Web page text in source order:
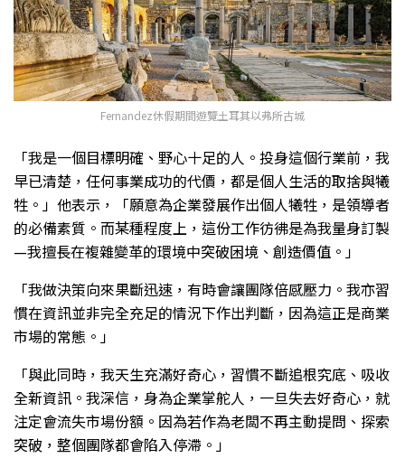
Fernandez休假期間遊覽土耳其以弗所古城
「我是一個目標明確、野心十足的人。投身這個行業前，我
早已清楚，任何事業成功的代價，都是個人生活的取捨與犧
牲。」他表示，「願意為企業發展作出個人犧牲，是領導者
的必備素質。而某種程度上，這份工作彷彿是為我量身訂製
—我擅長在複雜變革的環境中突破困境、創造價值。」
「我做決策向來果斷迅速，有時會讓團隊倍感壓力。我亦習
慣在資訊並非完全充足的情況下作出判斷，因為這正是商業
市場的常態。」
「與此同時，我天生充滿好奇心，習慣不斷追根究底、吸收
全新資訊。我深信，身為企業掌舵人，一旦失去好奇心，就
注定會流失市場份額。因為若作為老闆不再主動提問、探索
突破，整個團隊都會陷入停滯。」